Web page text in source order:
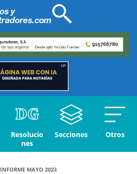
Resolucio
nes
Secciones Otros
INFORME MAYO 2023